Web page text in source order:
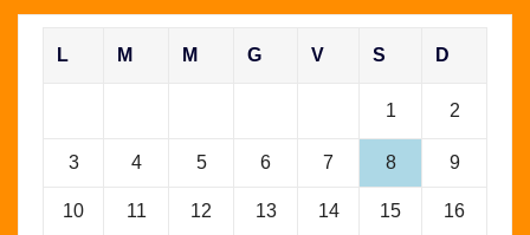
L M M G V S D
1 2
3 4 5 6 7 8 9
10 11 12 13 14 15 16